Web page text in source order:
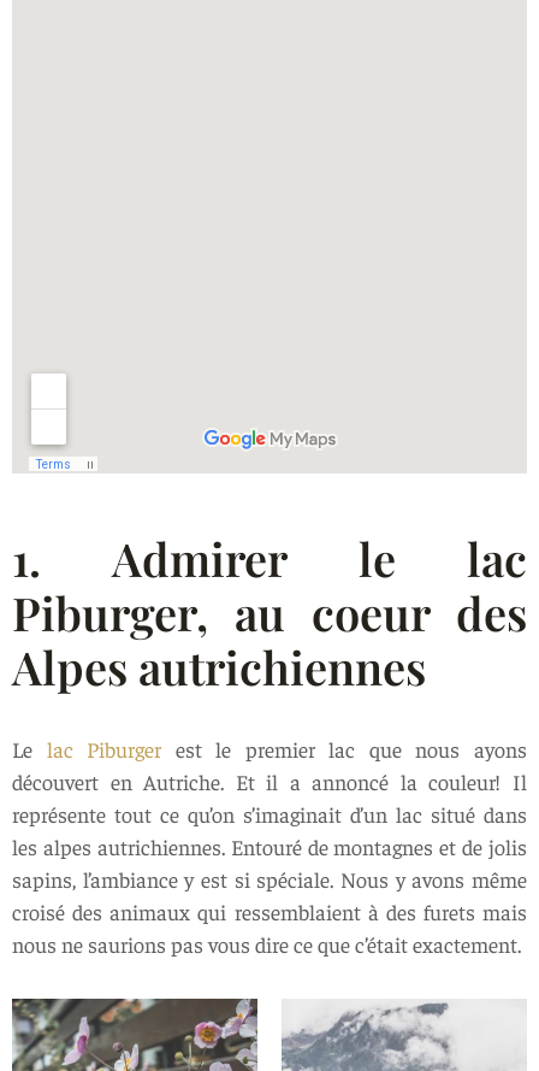
1. Admirer le lac
Piburger, au coeur des
Alpes autrichiennes
Le lac Piburger est le premier lac que nous ayons
découvert en Autriche. Et il a annoncé la couleur! Il
représente tout ce qu’on s’imaginait d’un lac situé dans
les alpes autrichiennes. Entouré de montagnes et de jolis
sapins, l’ambiance y est si spéciale. Nous y avons même
croisé des animaux qui ressemblaient à des furets mais
nous ne saurions pas vous dire ce que c’était exactement.